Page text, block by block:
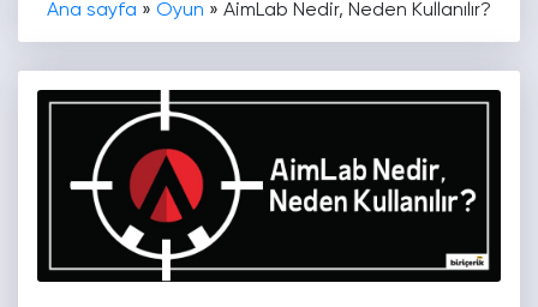
Ana sayfa » Oyun » AimLab Nedir, Neden Kullanılır?